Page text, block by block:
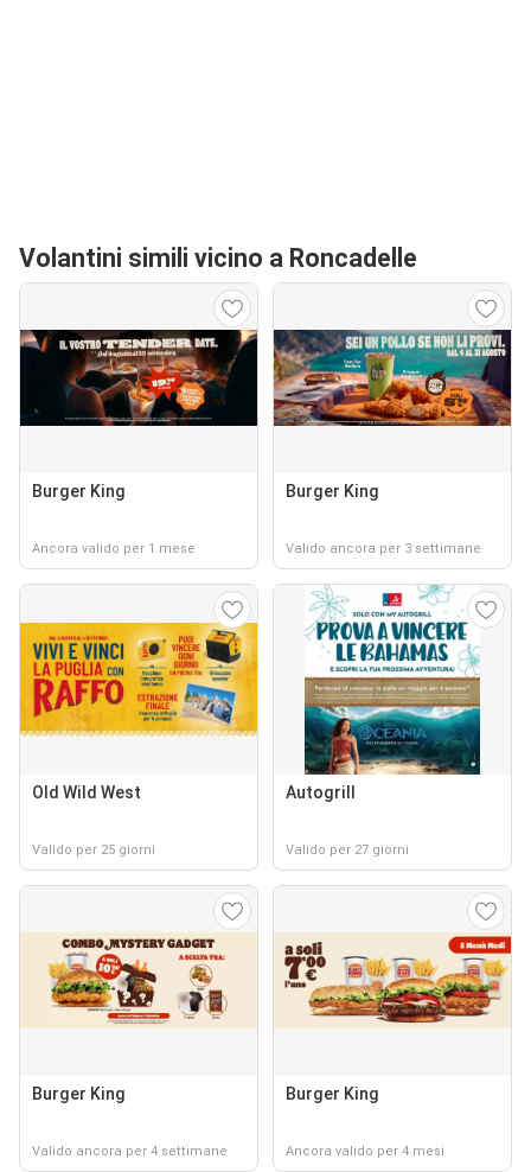
Volantini simili vicino a Roncadelle
Burger King
Ancora valido per 1 mese
Burger King
Valido ancora per 3 settimane
Old Wild West
Valido per 25 giorni
Autogrill
Valido per 27 giorni
Burger King
Valido ancora per 4 settimane
Burger King
Ancora valido per 4 mesi